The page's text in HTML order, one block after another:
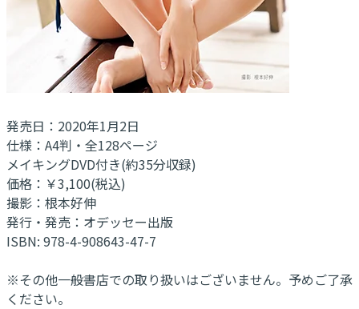
発売日：2020年1月2日
仕様：A4判・全128ページ
メイキングDVD付き(約35分収録)
価格：￥3,100(税込)
撮影：根本好伸
発行・発売：オデッセー出版
ISBN: 978-4-908643-47-7
※その他一般書店での取り扱いはございません。予めご了承
ください。